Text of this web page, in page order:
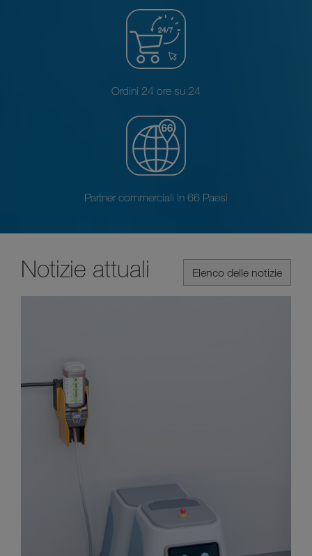
Ordini 24 ore su 24
Partner commerciali in 66 Paesi
Elenco delle notizie
Notizie attuali